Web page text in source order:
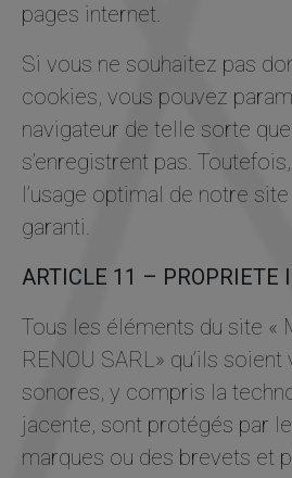
pages internet.
Si vous ne souhaitez pas
cookies, vous pouvez
navigateur de telle sorte
s’enregistrent pas.
l’usage optimal de notre
garanti.
ARTICLE 11 – PROPRIETE
Tous les éléments du site «
RENOU SARL» qu’ils
sonores, y compris la
jacente, sont protégés par
marques ou des brevets et